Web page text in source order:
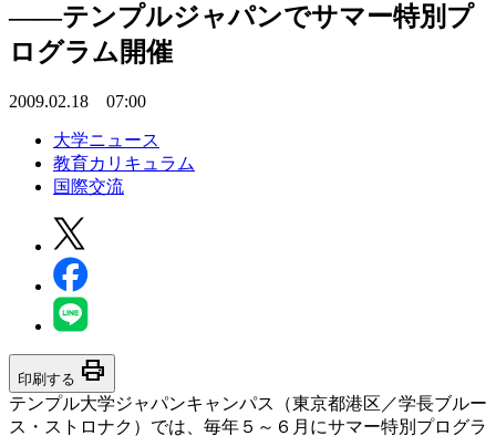
――テンプルジャパンでサマー特別プ
ログラム開催
2009.02.18 07:00
大学ニュース
教育カリキュラム
国際交流
印刷する print
テンプル大学ジャパンキャンパス（東京都港区／学長ブルー
ス・ストロナク）では、毎年５～６月にサマー特別プログラ